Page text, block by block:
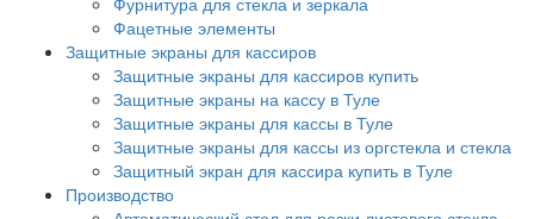
Фацетные элементы
Защитные экраны для кассиров
Защитные экраны для кассиров купить
Защитные экраны на кассу в Туле
Защитные экраны для кассы в Туле
Защитные экраны для кассы из оргстекла и стекла
Защитный экран для кассира купить в Туле
Производство